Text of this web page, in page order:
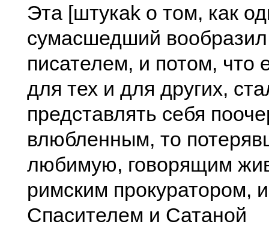
Эта [штукаk о том, как
сумасшедший
писателем, и потом, что
для тех и для других,
представлять себя
влюбленным, то
любимую, говорящим
римским прокуратором,
Спасителем и Сатаной